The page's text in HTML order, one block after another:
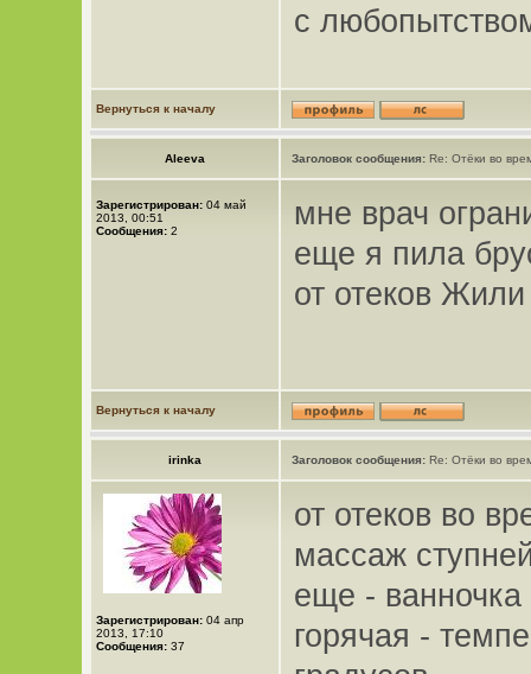
с
Вернуться к началу
Aleeva Заголовок сообщения:Re: Отёки во
Зарегистрирован:04 май
2013, 00:51
Сообщения:2
мне врач
еще я пила
от отеков
Вернуться к началу
irinka Заголовок сообщения:Re: Отёки во
Зарегистрирован:04 апр
2013, 17:10
Сообщения:37
от отеков во
массаж
еще -
горячая -